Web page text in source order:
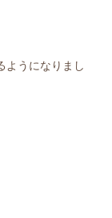
ようになりまし